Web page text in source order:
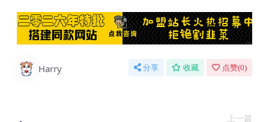
Harry 分享 收藏 点赞(0)
上一篇